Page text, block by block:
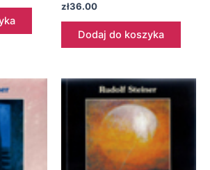
zł36.00
Dodaj do koszyka